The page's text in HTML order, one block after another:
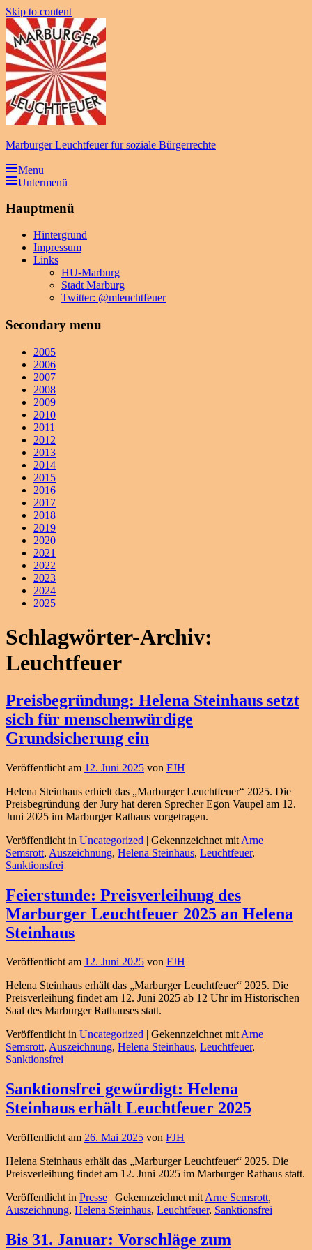
Skip to content
Marburger Leuchtfeuer für soziale Bürgerrechte
Menu
Untermenü
Hauptmenü
Hintergrund
Impressum
Links
HU-Marburg
Stadt Marburg
Twitter: @mleuchtfeuer
Secondary menu
2005
2006
2007
2008
2009
2010
2011
2012
2013
2014
2015
2016
2017
2018
2019
2020
2021
2022
2023
2024
2025
Schlagwörter-Archiv:
Leuchtfeuer
Preisbegründung: Helena Steinhaus setzt
sich für menschenwürdige
Grundsicherung ein
Veröffentlicht am 12. Juni 2025 von FJH
Helena Steinhaus erhielt das „Marburger Leuchtfeuer“ 2025. Die
Preisbegründung der Jury hat deren Sprecher Egon Vaupel am 12.
Juni 2025 im Marburger Rathaus vorgetragen.
Veröffentlicht in Uncategorized | Gekennzeichnet mit Arne
Semsrott, Auszeichnung, Helena Steinhaus, Leuchtfeuer,
Sanktionsfrei
Feierstunde: Preisverleihung des
Marburger Leuchtfeuer 2025 an Helena
Steinhaus
Veröffentlicht am 12. Juni 2025 von FJH
Helena Steinhaus erhält das „Marburger Leuchtfeuer“ 2025. Die
Preisverleihung findet am 12. Juni 2025 ab 12 Uhr im Historischen
Saal des Marburger Rathauses statt.
Veröffentlicht in Uncategorized Gekennzeichnet mitArne
Semsrott, Auszeichnung, Helena Steinhaus, Leuchtfeuer,
Sanktionsfrei
Sanktionsfrei gewürdigt: Helena
Steinhaus erhält Leuchtfeuer 2025
Veröffentlicht am 26. Mai 2025 von FJH
Helena Steinhaus erhält das „Marburger Leuchtfeuer“ 2025. Die
Preisverleihung findet am 12. Juni 2025 im Marburger Rathaus statt.
Veröffentlicht in Presse | Gekennzeichnet mit Arne Semsrott,
Auszeichnung, Helena Steinhaus, Leuchtfeuer, Sanktionsfrei
Bis 31. Januar: Vorschläge zum